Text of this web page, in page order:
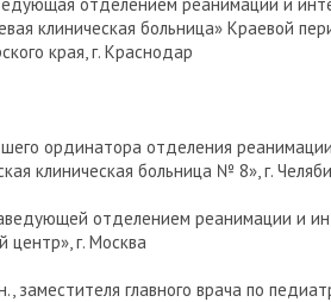
клиническая больница» Краевой
края, г. Краснодар
ординатора отделения
клиническая больница № 8», г.
отделением реанимации и
г. Москва
заместителя главного врача по